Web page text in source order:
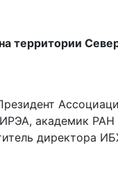
территории
академик РАН
директора